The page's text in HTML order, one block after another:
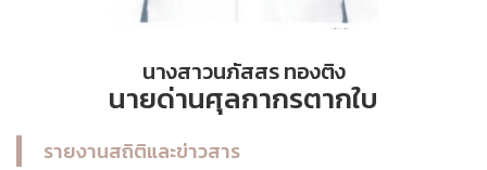
นางสาวนภัสสร ทองติง
นายด่านศุลกากรตากใบ
รายงานสถิติและข่าวสาร